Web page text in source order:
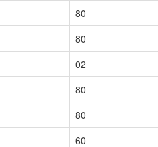
80
80
02
80
80
60